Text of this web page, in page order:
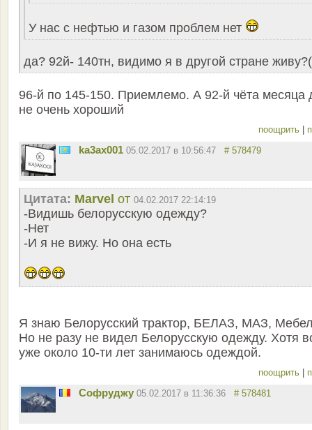
У нас с нефтью и газом проблем нет
да? 92й- 140тн, видимо я в другой стране
96-й по 145-150. Приемлемо. А 92-й чёта месяца
не очень хороший
поощрить
ka3ax001 05.02.2017 в 10:56:47 # 578479
Цитата: Marvel от 04.02.2017 22:14:19
-Видишь белорусскую одежду?
-Нет
-И я не вижу. Но она есть
Я знаю Белорусский трактор, БЕЛАЗ, МАЗ,
Но не разу не видел Белорусскую одежду. Хотя
уже около 10-ти лет занимаюсь одеждой.
поощрить
Софруджу 05.02.2017 в 11:36:36 # 578481